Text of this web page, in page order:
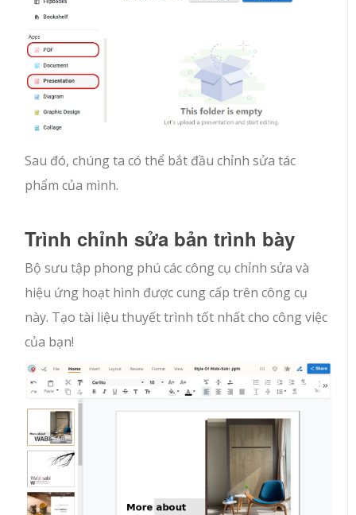
Sau đó, chúng ta có thể bắt đầu chỉnh sửa tác
phẩm của mình.
Trình chỉnh sửa bản trình bày
Bộ sưu tập phong phú các công cụ chỉnh sửa và
hiệu ứng hoạt hình được cung cấp trên công cụ
này. Tạo tài liệu thuyết trình tốt nhất cho công việc
của bạn!